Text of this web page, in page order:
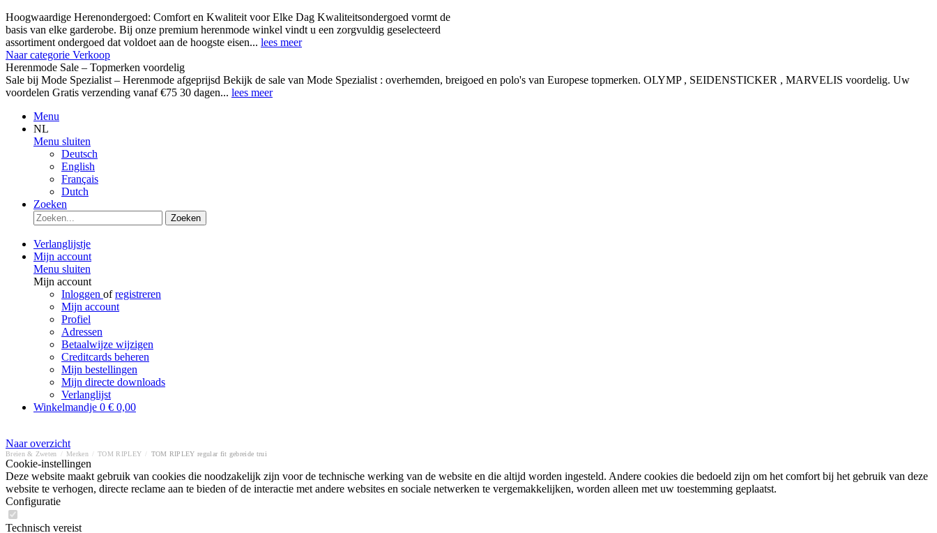
Hoogwaardige Herenondergoed: Comfort en Kwaliteit voor Elke Dag Kwaliteitsondergoed vormt de
basis van elke garderobe. Bij onze premium herenmode winkel vindt u een zorgvuldig geselecteerd
assortiment ondergoed dat voldoet aan de hoogste eisen... lees meer
Naar categorie Verkoop
Herenmode Sale – Topmerken voordelig
Sale bij Mode Spezialist – Herenmode afgeprijsd Bekijk de sale van Mode Spezialist : overhemden, breigoed en polo's van Europese topmerken. OLYMP , SEIDENSTICKER , MARVELIS voordelig. Uw
voordelen Gratis verzending vanaf €75 30 dagen... lees meer
Menu
NL
Menu sluiten
Deutsch
English
Français
Dutch
Zoeken
Zoeken
Verlanglijstje
Mijn account
Menu sluiten
Mijn account
Inloggen ofregistreren
Mijn account
Profiel
Adressen
Betaalwijze wijzigen
Creditcards beheren
Mijn bestellingen
Mijn directe downloads
Verlanglijst
Winkelmandje 0 € 0,00
Naar overzicht
Breien & Zweten Merken TOM RIPLEY TOM RIPLEY regular fit gebreide trui
Cookie-instellingen
Deze website maakt gebruik van cookies die noodzakelijk zijn voor de technische werking van de website en die altijd worden ingesteld. Andere cookies die bedoeld zijn om het comfort bij het gebruik van deze
website te verhogen, directe reclame aan te bieden of de interactie met andere websites en sociale netwerken te vergemakkelijken, worden alleen met uw toestemming geplaatst.
Configuratie
Technisch vereist